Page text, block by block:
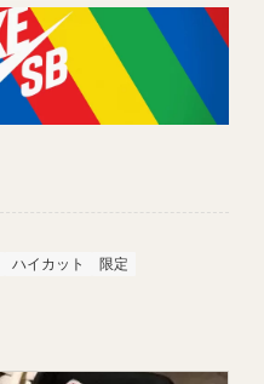
ハイカット 限定